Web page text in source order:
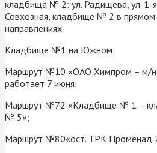
кладбища № 2: ул. Радищева, ул. 1-я
Совхозная, кладбище № 2 в
направлениях.
Кладбище №1 на Южном:
Маршрут №10 «ОАО Химпром – м/н
работает 7 июня;
Маршрут №72 «Кладбище № 1 –
№ 5»;
Маршрут №80«ост. ТРК Променад